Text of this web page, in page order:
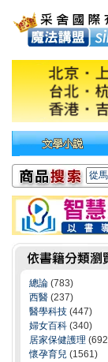
總論 (783)
西醫 (237)
醫學科技 (447)
婦女百科 (340)
居家保健護理
懷孕育兒 (1561)